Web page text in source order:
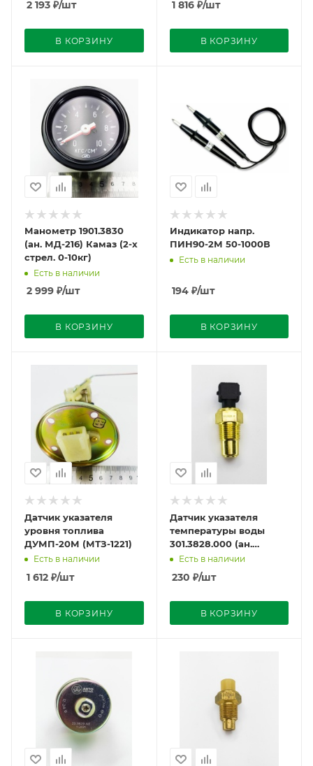
2 193 ₽/шт
В КОРЗИНУ
1 816₽/шт
В КОРЗИНУ
Манометр 1901.3830
(ан. МД-216) Камаз (2-х
стрел. 0-10кг)
Есть в наличии
2 999 ₽/шт
В КОРЗИНУ
Индикатор напр.
ПИН90-2М 50-1000В
Есть в наличии
194₽/шт
В КОРЗИНУ
Датчик указателя
уровня топлива
ДУМП-20М (МТЗ-1221)
Есть в наличии
1 612 ₽/шт
В КОРЗИНУ
Датчик указателя
температуры воды
301.3828.000 (ан.
ДУТЖ-02/02М) МТЗ-1221
Есть в наличии
230 ₽/шт
В КОРЗИНУ